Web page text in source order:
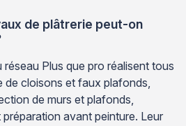
de plâtrerie peut-on
réseau Plus que pro réalisent tous
de cloisons et faux plafonds,
de murs et plafonds,
avant peinture. Leur